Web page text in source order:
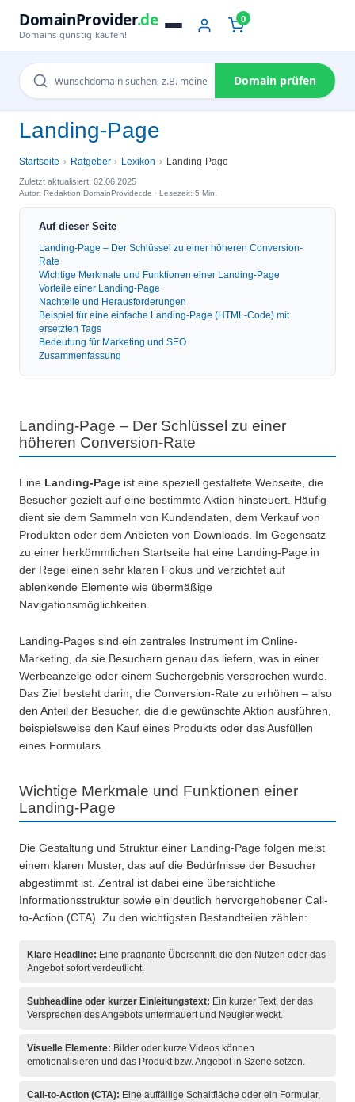
DomainProvider.de
Domains günstig kaufen!
0
Domain prüfen
Landing-Page
Startseite Ratgeber Lexikon Landing-Page
Zuletzt aktualisiert: 02.06.2025
Autor: Redaktion DomainProvider.de · Lesezeit: 5 Min.
Auf dieser Seite
Landing-Page – Der Schlüssel zu einer höheren Conversion-
Rate
Wichtige Merkmale und Funktionen einer Landing-Page
Vorteile einer Landing-Page
Nachteile und Herausforderungen
Beispiel für eine einfache Landing-Page (HTML-Code) mit
ersetzten Tags
Bedeutung für Marketing und SEO
Zusammenfassung
Landing-Page – Der Schlüssel zu einer
höheren Conversion-Rate
Eine Landing-Page ist eine speziell gestaltete Webseite, die
Besucher gezielt auf eine bestimmte Aktion hinsteuert. Häufig
dient sie dem Sammeln von Kundendaten, dem Verkauf von
Produkten oder dem Anbieten von Downloads. Im Gegensatz
zu einer herkömmlichen Startseite hat eine Landing-Page in
der Regel einen sehr klaren Fokus und verzichtet auf
ablenkende Elemente wie übermäßige
Navigationsmöglichkeiten.
Landing-Pages sind ein zentrales Instrument im Online-
Marketing, da sie Besuchern genau das liefern, was in einer
Werbeanzeige oder einem Suchergebnis versprochen wurde.
Das Ziel besteht darin, die Conversion-Rate zu erhöhen – also
den Anteil der Besucher, die die gewünschte Aktion ausführen,
beispielsweise den Kauf eines Produkts oder das Ausfüllen
eines Formulars.
Wichtige Merkmale und Funktionen einer
Landing-Page
Die Gestaltung und Struktur einer Landing-Page folgen meist
einem klaren Muster, das auf die Bedürfnisse der Besucher
abgestimmt ist. Zentral ist dabei eine übersichtliche
Informationsstruktur sowie ein deutlich hervorgehobener Call-
to-Action (CTA). Zu den wichtigsten Bestandteilen zählen:
Klare Headline: Eine prägnante Überschrift, die den Nutzen oder das
Angebot sofort verdeutlicht.
Subheadline oder kurzer Einleitungstext: Ein kurzer Text, der das
Versprechen des Angebots untermauert und Neugier weckt.
Visuelle Elemente: Bilder oder kurze Videos können
emotionalisieren und das Produkt bzw. Angebot in Szene setzen.
Call-to-Action (CTA): Eine auffällige Schaltfläche oder ein Formular,